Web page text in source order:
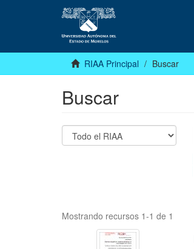
RIAA Principal Buscar
Buscar
Mostrando recursos 1-1 de 1